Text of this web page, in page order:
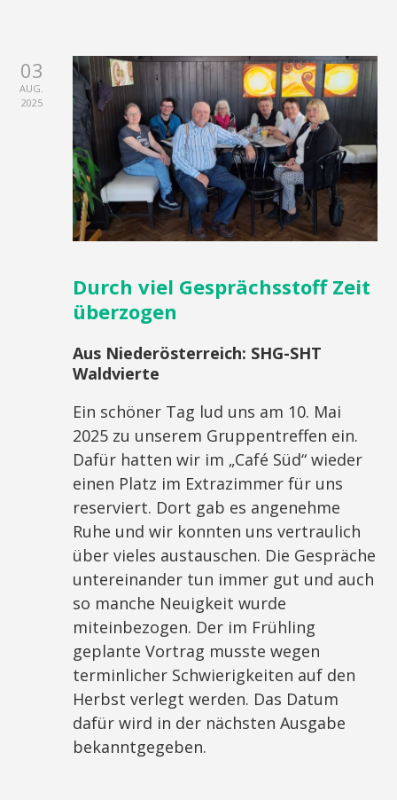
03
AUG.
2025
Durch viel Gesprächsstoff Zeit
überzogen
Aus Niederösterreich: SHG-SHT
Waldvierte
Ein schöner Tag lud uns am 10. Mai
2025 zu unserem Gruppentreffen ein.
Dafür hatten wir im „Café Süd“ wieder
einen Platz im Extrazimmer für uns
reserviert. Dort gab es angenehme
Ruhe und wir konnten uns vertraulich
über vieles austauschen. Die Gespräche
untereinander tun immer gut und auch
so manche Neuigkeit wurde
miteinbezogen. Der im Frühling
geplante Vortrag musste wegen
terminlicher Schwierigkeiten auf den
Herbst verlegt werden. Das Datum
dafür wird in der nächsten Ausgabe
bekanntgegeben.